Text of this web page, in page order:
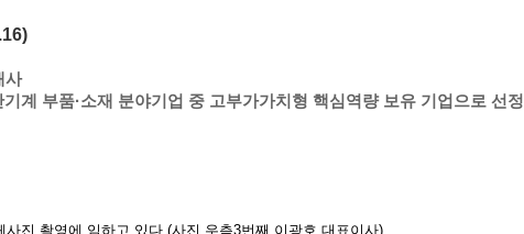
사
계 부품·소재 분야기업 중 고부가가치형 핵심역량 보유 기업으로 선정
진 촬영에 임하고 있다.(사진 우측3번째 이광호 대표이사)